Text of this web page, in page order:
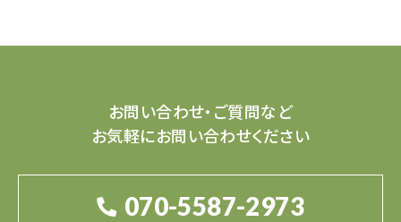
お問い合わせ・ご質問など
お気軽にお問い合わせください
070-5587-2973